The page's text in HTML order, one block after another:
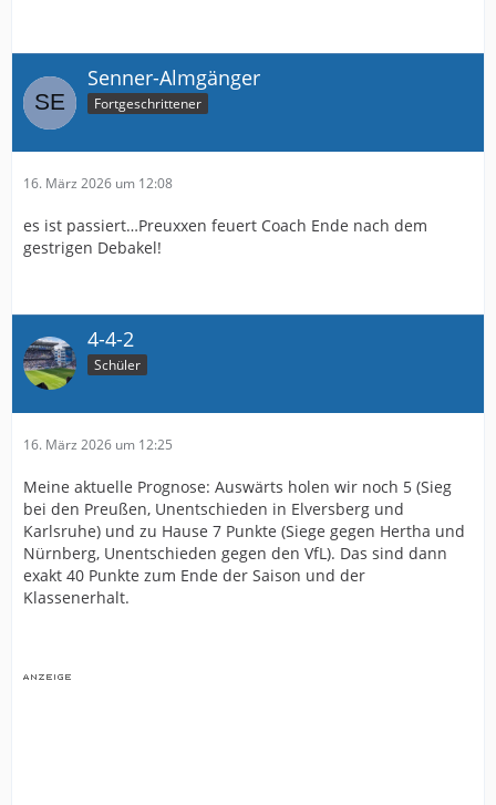
Senner-Almgänger
Fortgeschrittener
16. März 2026 um 12:08
es ist passiert…Preuxxen feuert Coach Ende nach dem
gestrigen Debakel!
4-4-2
Schüler
16. März 2026 um 12:25
Meine aktuelle Prognose: Auswärts holen wir noch 5 (Sieg
bei den Preußen, Unentschieden in Elversberg und
Karlsruhe) und zu Hause 7 Punkte (Siege gegen Hertha und
Nürnberg, Unentschieden gegen den VfL). Das sind dann
exakt 40 Punkte zum Ende der Saison und der
Klassenerhalt.